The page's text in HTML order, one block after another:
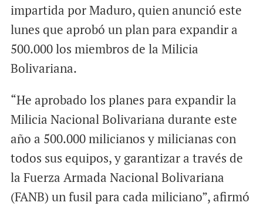
impartida por Maduro, quien anunció este
lunes que aprobó un plan para expandir a
500.000 los miembros de la Milicia
Bolivariana.
“He aprobado los planes para expandir la
Milicia Nacional Bolivariana durante este
año a 500.000 milicianos y milicianas con
todos sus equipos, y garantizar a través de
la Fuerza Armada Nacional Bolivariana
(FANB) un fusil para cada miliciano”, afirmó